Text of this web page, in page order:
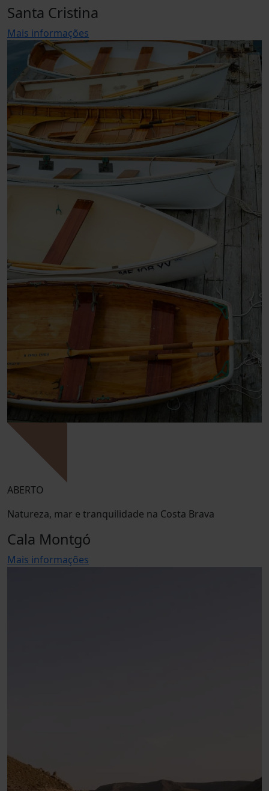
Santa Cristina
Mais informações
ABERTO
Natureza, mar e tranquilidade na Costa Brava
Cala Montgó
Mais informações